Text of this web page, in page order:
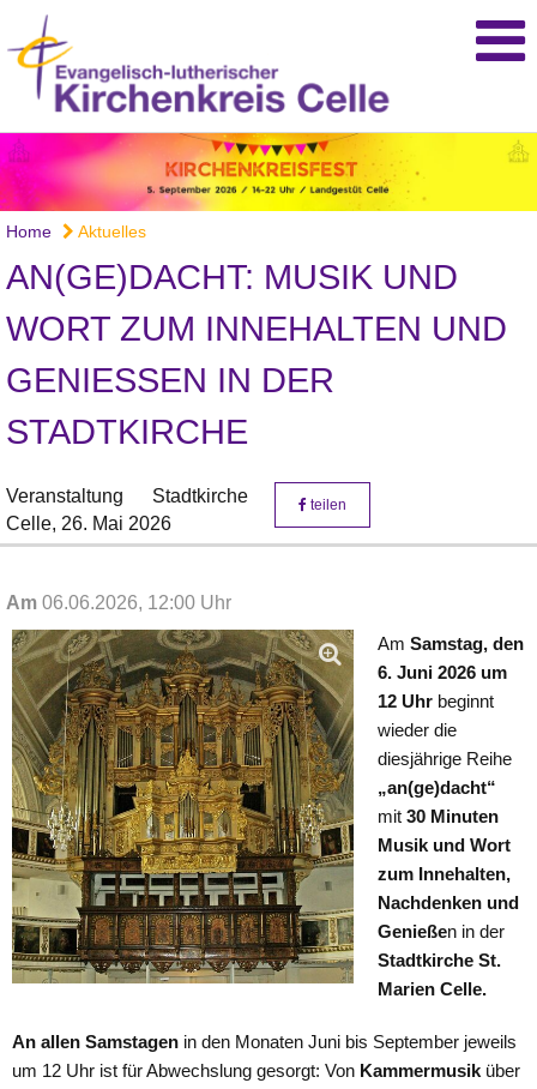
Home Aktuelles
AN(GE)DACHT: MUSIK UND
WORT ZUM INNEHALTEN UND
GENIESSEN IN DER S
TADTKIRCHE
Veranstaltung
Stadtkirche
Celle, 26. Mai 2026
teilen
Am 06.06.2026, 12:00 Uhr
AmSamstag, den
6. Juni 2026 um
12 Uhr beginnt
wieder die
diesjährige Reihe
„an(ge)dacht“
mit30 Minuten
Musik und Wort
zum Innehalten,
Nachdenken und
Genießen in der
Stadtkirche St.
Marien Celle.
An allen Samstagen in den Monaten Juni bis September jeweils
um 12 Uhr ist für Abwechslung gesorgt: Von Kammermusik über